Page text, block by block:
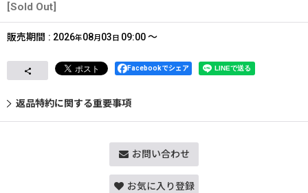
[Sold Out]
販売期間 : 2026年08月 03 日 09:00～
Facebookでシェア
返品特約に関する重要事項
お問い合わせ
お気に入り登録